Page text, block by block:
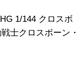
1/144 クロスボ
士クロスボーン・